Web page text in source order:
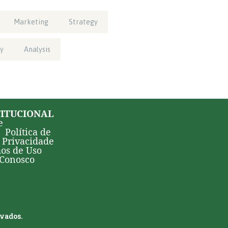
Marketing Strategy
Analysis
Política de
Privacidade
de Uso